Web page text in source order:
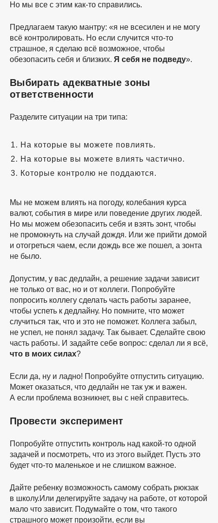
Но мы все с этим как-то справились.
Предлагаем такую мантру: «я не всесилен и не могу
всё контролировать. Но если случится что-то
страшное, я сделаю всё возможное, чтобы
обезопасить себя и близких. Я себя не подведу».
Выбирать адекватные зоны
ответственности
Разделите ситуации на три типа:
На которые вы можете повлиять.
На которые вы можете влиять частично.
Которые контролю не поддаются.
Мы не можем влиять на погоду, колебания курса
валют, события в мире или поведение других людей.
Но мы можем обезопасить себя и взять зонт, чтобы
не промокнуть на случай дождя. Или же прийти домой
и отогреться чаем, если дождь все же пошел, а зонта
не было.
Допустим, у вас дедлайн, а решение задачи зависит
не только от вас, но и от коллеги. Попробуйте
попросить коллегу сделать часть работы заранее,
чтобы успеть к дедлайну. Но помните, что может
случиться так, что и это не поможет. Коллега забыл,
не успел, не понял задачу. Так бывает. Сделайте свою
часть работы. И задайте себе вопрос: сделал ли я всё,
что в моих силах?
Если да, ну и ладно! Попробуйте отпустить ситуацию.
Может оказаться, что дедлайн не так уж и важен.
А если проблема возникнет, вы с ней справитесь.
Провести эксперимент
Попробуйте отпустить контроль над какой-то одной
задачей и посмотреть, что из этого выйдет. Пусть это
будет что-то маленькое и не слишком важное.
Дайте ребенку возможность самому собрать рюкзак
в школу.Или делегируйте задачу на работе, от которой
мало что зависит. Подумайте о том, что такого
страшного может произойти, если вы